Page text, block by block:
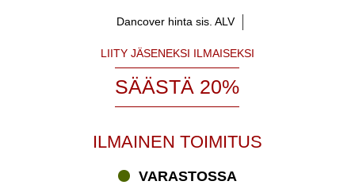
Dancover hinta sis. ALV
LIITY JÄSENEKSI ILMAISEKSI
SÄÄSTÄ 20%
ILMAINEN TOIMITUS
VARASTOSSA